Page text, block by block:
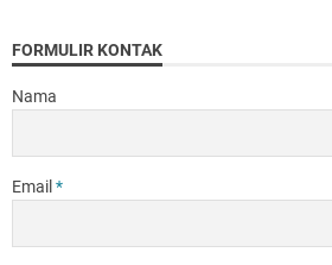
FORMULIR KONTAK
Nama
Email *